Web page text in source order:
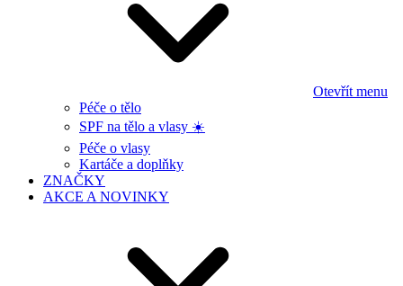
Otevřít menu
Péče o tělo
SPF na tělo a vlasy ☀️
Péče o vlasy
Kartáče a doplňky
ZNAČKY
AKCE A NOVINKY